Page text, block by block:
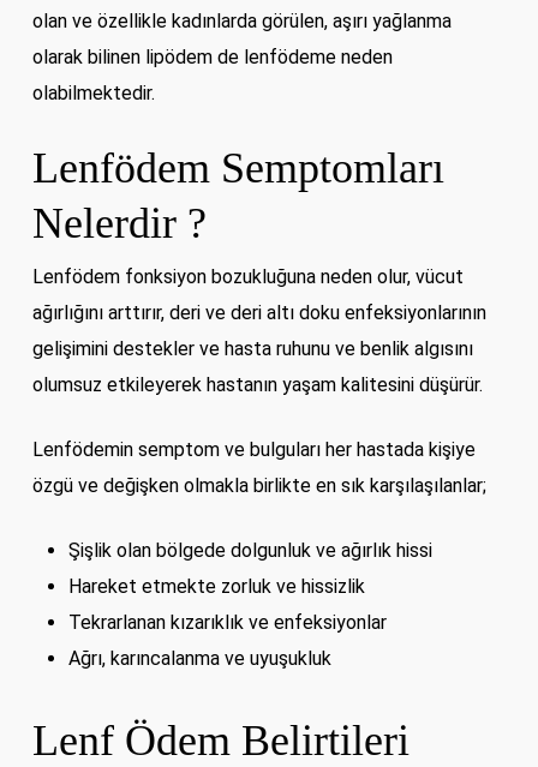
olan ve özellikle kadınlarda görülen, aşırı yağlanma
olarak bilinen lipödem de lenfödeme neden
olabilmektedir.
Lenfödem Semptomları
Nelerdir ?
Lenfödem fonksiyon bozukluğuna neden olur, vücut
ağırlığını arttırır, deri ve deri altı doku enfeksiyonlarının
gelişimini destekler ve hasta ruhunu ve benlik algısını
olumsuz etkileyerek hastanın yaşam kalitesini düşürür.
Lenfödemin semptom ve bulguları her hastada kişiye
özgü ve değişken olmakla birlikte en sık karşılaşılanlar;
Şişlik olan bölgede dolgunluk ve ağırlık hissi
Hareket etmekte zorluk ve hissizlik
Tekrarlanan kızarıklık ve enfeksiyonlar
Ağrı, karıncalanma ve uyuşukluk
Lenf Ödem Belirtileri